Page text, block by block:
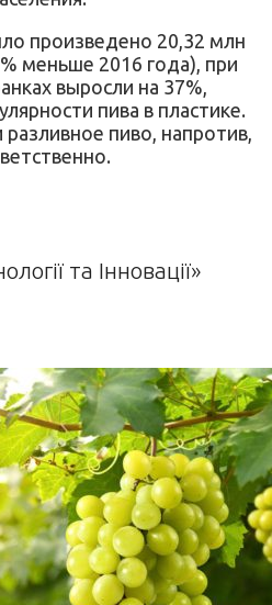
произведено 20,32 млн
меньше 2016 года), при
выросли на 37%,
пива в пластике.
пиво, напротив,
та Інновації»